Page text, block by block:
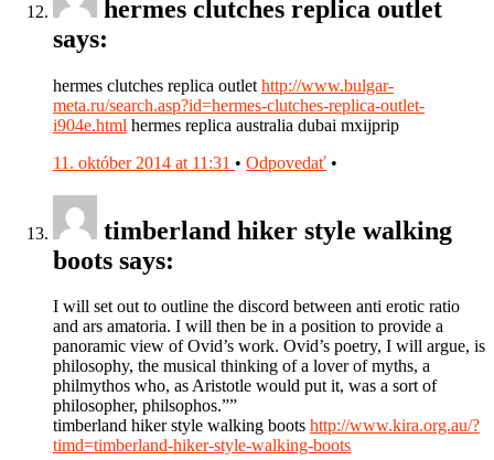
hermes clutches replica outlet
says:
hermes clutches replica outlet http://www.bulgar-
meta.ru/search.asp?id=hermes-clutches-replica-outlet-
i904e.html hermes replica australia dubai mxijprip
11. október 2014 at 11:31 • Odpovedať •
timberland hiker style walking
boots says:
I will set out to outline the discord between anti erotic ratio
and ars amatoria. I will then be in a position to provide a
panoramic view of Ovid’s work. Ovid’s poetry, I will argue, is
philosophy, the musical thinking of a lover of myths, a
philmythos who, as Aristotle would put it, was a sort of
philosopher, philsophos.””
timberland hiker style walking boots http://www.kira.org.au/?
timd=timberland-hiker-style-walking-boots